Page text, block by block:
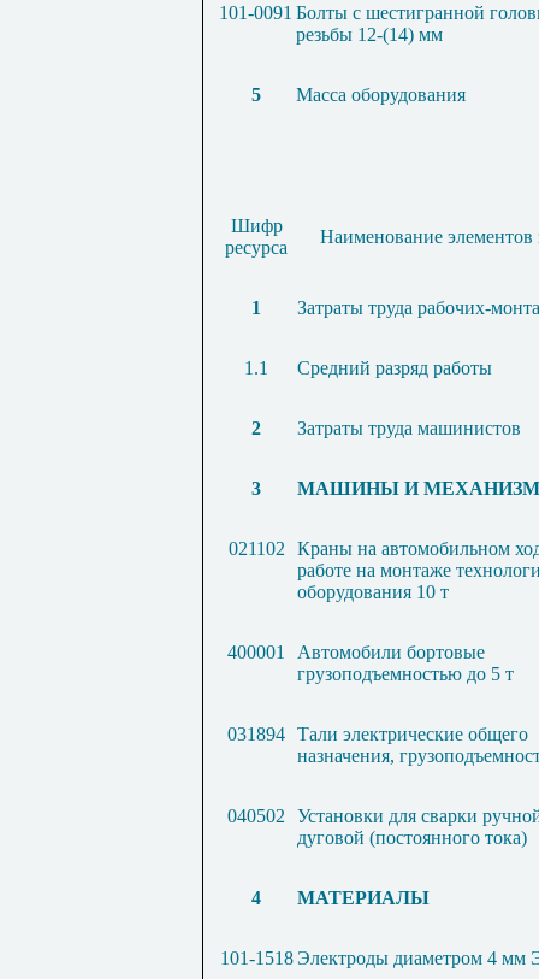
101-0091 Болты с шестигранной
резьбы 12-(14) мм
5 Масса оборудования
Шифр
ресурса
Наименование элементов
1 Затраты труда рабочих-
1.1 Средний разряд работы
2 Затраты труда машинистов
3 МАШИНЫ И
021102
Краны на автомобильном
работе на монтаже
оборудования 10 т
400001
Автомобили бортовые
грузоподъемностью до 5 т
031894 Тали электрические общего
назначения,
040502
Установки для сварки
дуговой (постоянного тока)
4 МАТЕРИАЛЫ
101-1518 Электроды диаметром 4 мм